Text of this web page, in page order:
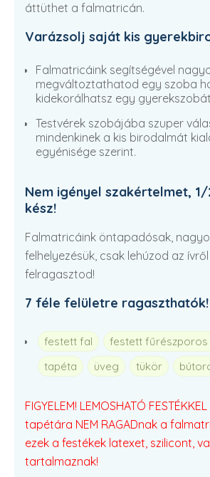
áttüthet a falmatricán.
Varázsolj saját kis
Falmatricáink segítségével
megváltoztathatod egy szoba
kidekorálhatsz egy
Testvérek szobájába szuper
mindenkinek a kis birodalmát
egyénisége szerint.
Nem igényel szakértelmet,
kész!
Falmatricáink öntapadósak,
felhelyezésük, csak lehúzod az
felragasztod!
7 féle felületre ragaszthatók!
festett fal
festett fűrészporos
tapéta
üveg tükör
FIGYELEM! LEMOSHATÓ
tapétára NEM RAGADnak a
ezek a festékek latexet, szilicont,
tartalmaznak!